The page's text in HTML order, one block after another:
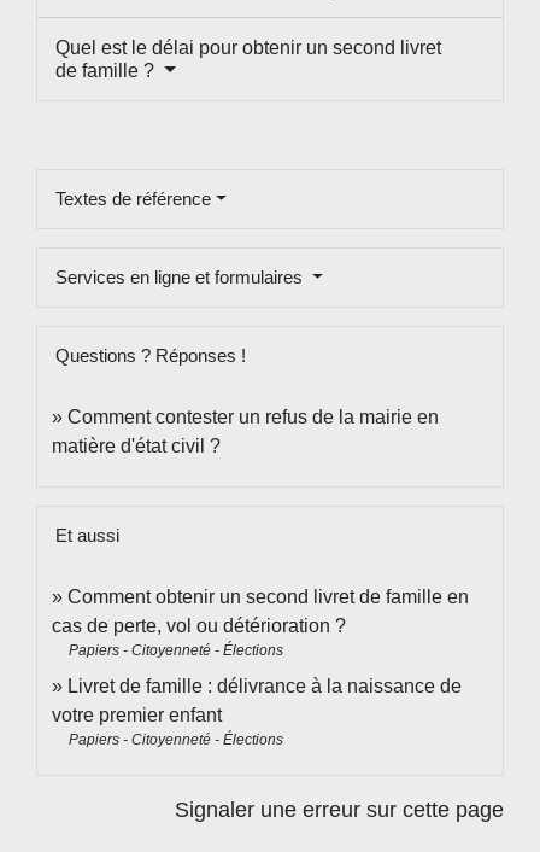
Quel est le délai pour obtenir un second livret
de famille ?
Textes de référence
Services en ligne et formulaires
Questions ? Réponses !
Comment contester un refus de la mairie en
matière d'état civil ?
Et aussi
Comment obtenir un second livret de famille en
cas de perte, vol ou détérioration ?
Papiers - Citoyenneté - Élections
Livret de famille : délivrance à la naissance de
votre premier enfant
Papiers - Citoyenneté - Élections
Signaler une erreur sur cette page